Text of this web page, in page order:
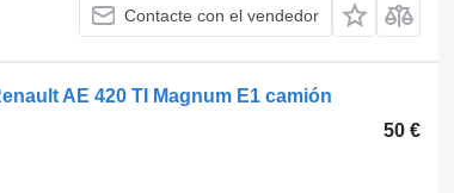
Contacte con el vendedor
AE 420 TI Magnum E1 camión
50 €